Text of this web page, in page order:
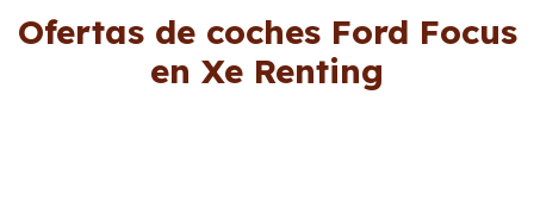
Ofertas de coches Ford Focus
en Xe Renting